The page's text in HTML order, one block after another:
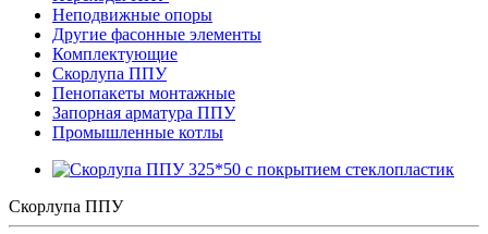
Неподвижные опоры
Другие фасонные элементы
Комплектующие
Скорлупа ППУ
Пенопакеты монтажные
Запорная арматура ППУ
Промышленные котлы
Скорлупа ППУ